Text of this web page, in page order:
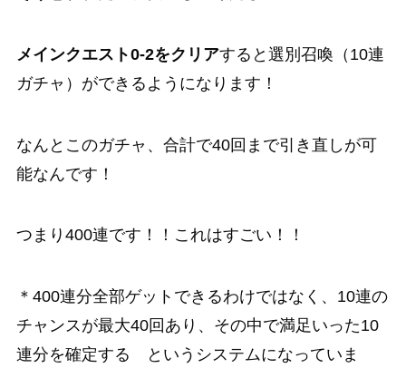
メインクエスト0-2をクリアすると 選別召喚（10連
ガチャ） ができるようになります！
なんとこのガチャ、 合計で40回まで引き直しが可
能なんです！
つまり 400連です！！これはすごい！！
＊ 400連分全部ゲットできるわけではなく、10連の
チャンスが最大40回あり、その中で満足いった10
連分を確定する というシステムになっていま